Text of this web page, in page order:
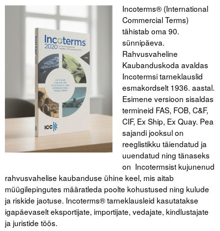
Astu ICC Eesti liikmeks!
Kalender
ICC Eesti
Tegevused
Publikatsioonid
Arvamus
Viidad
ICC WBO
ICC komisjonid
Digiraamatukogu
Juhendid ja väljaanded
Incoterms® (International
Commercial Terms)
tähistab oma 90.
sünnipäeva.
Rahvusvaheline
Kaubanduskoda avaldas
Incotermsi tarneklauslid
esmakordselt 1936. aastal.
Esimene versioon sisaldas
termineid FAS, FOB, C&F,
CIF, Ex Ship, Ex Quay. Pea
sajandi jooksul on
reeglistikku täiendatud ja
uuendatud ning tänaseks
on Incotermsist kujunenud
rahvusvahelise kaubanduse ühine keel, mis aitab
müügilepingutes määratleda poolte kohustused ning kulude
ja riskide jaotuse. Incoterms® tarneklausleid kasutatakse
igapäevaselt eksportijate, importijate, vedajate, kindlustajate
ja juristide töös.